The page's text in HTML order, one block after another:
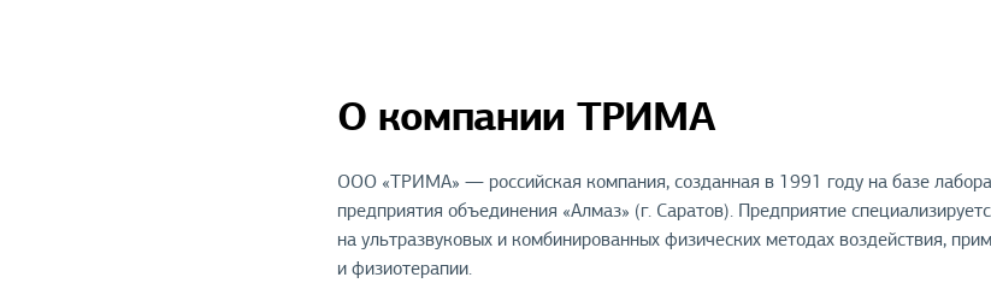
О компании ТРИМА
ООО «ТРИМА» — российская компания, созданная в 1991 году на базе
предприятия объединения «Алмаз» (г. Саратов). Предприятие
на ультразвуковых и комбинированных физических методах воздействия,
и физиотерапии.